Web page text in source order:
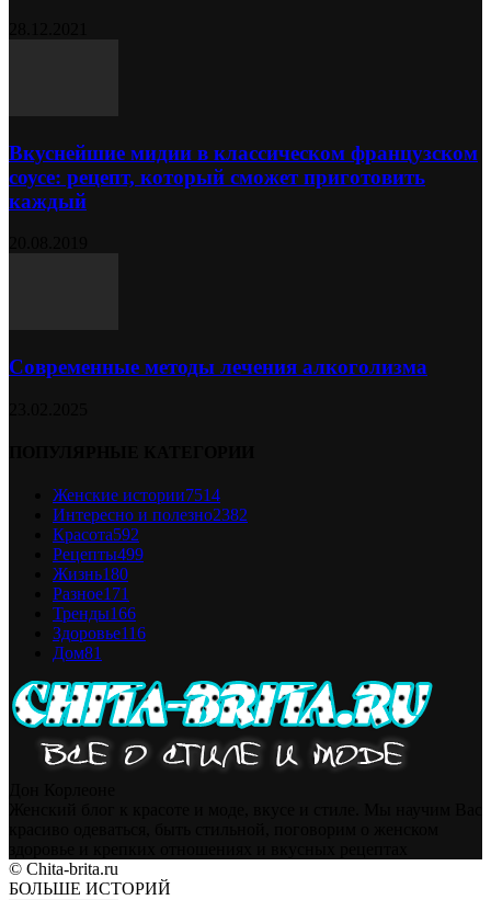
Вкуснейшие мидии в классическом французском
соусе: рецепт, который сможет приготовить
каждый
Современные методы лечения алкоголизма
Женские истории7514
Интересно и полезно2382
Красота592
Рецепты499
Жизнь180
Разное171
Тренды166
Здоровье116
Дом81
© Chita-brita.ru
БОЛЬШЕ ИСТОРИЙ